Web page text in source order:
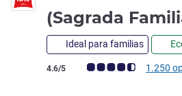
(Sagrada
Ideal para familias
Nota de clientes de Avis
4.6/5 1.250